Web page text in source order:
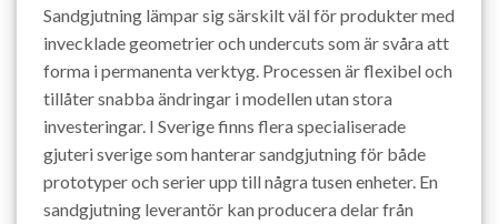
Sandgjutning lämpar sig särskilt väl för produkter med
invecklade geometrier och undercuts som är svåra att
forma i permanenta verktyg. Processen är flexibel och
tillåter snabba ändringar i modellen utan stora
investeringar. I Sverige finns flera specialiserade
gjuteri sverige som hanterar sandgjutning för både
prototyper och serier upp till några tusen enheter. En
sandgjutning leverantör kan producera delar från